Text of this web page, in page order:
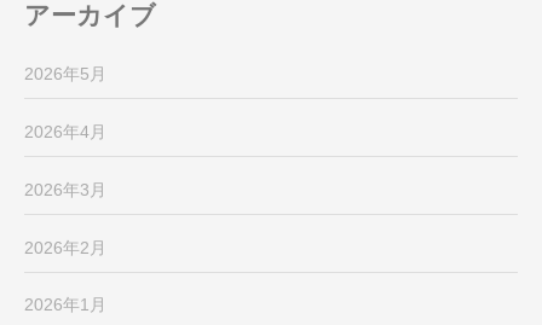
アーカイブ
2026年5月
2026年4月
2026年3月
2026年2月
2026年1月